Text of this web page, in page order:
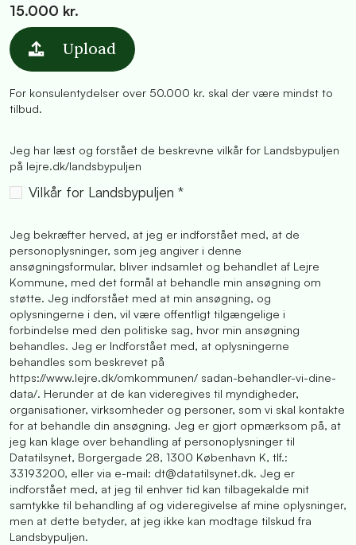
15.000 kr.
Upload
For konsulentydelser over 50.000 kr. skal der være mindst to
tilbud.
Jeg har læst og forstået de beskrevne vilkår for Landsbypuljen
på lejre.dk/landsbypuljen
Vilkår for Landsbypuljen *
Jeg bekræfter herved, at jeg er indforstået med, at de
personoplysninger, som jeg angiver i denne
ansøgningsformular, bliver indsamlet og behandlet af Lejre
Kommune, med det formål at behandle min ansøgning om
støtte. Jeg indforstået med at min ansøgning, og
oplysningerne i den, vil være offentligt tilgængelige i
forbindelse med den politiske sag, hvor min ansøgning
behandles. Jeg er Indforstået med, at oplysningerne
behandles som beskrevet på
https://www.lejre.dk/omkommunen/ sadan-behandler-vi-dine-
data/. Herunder at de kan videregives til myndigheder,
organisationer, virksomheder og personer, som vi skal kontakte
for at behandle din ansøgning. Jeg er gjort opmærksom på, at
jeg kan klage over behandling af personoplysninger til
Datatilsynet, Borgergade 28, 1300 København K, tlf.:
33193200, eller via e-mail: dt@datatilsynet.dk. Jeg er
indforstået med, at jeg til enhver tid kan tilbagekalde mit
samtykke til behandling af og videregivelse af mine oplysninger,
men at dette betyder, at jeg ikke kan modtage tilskud fra
Landsbypuljen.